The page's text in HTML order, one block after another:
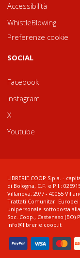
Accessibilità
WhistleBlowing
Preferenze cookie
SOCIAL
Facebook
Instagram
X
Youtube
LIBRERIE.COOP S.p.a. -
di Bologna, C.F. e P.I.:
Villanova, 29/7 - 40055
Trattati Comunitari Europei
unipersonale sottoposta
Soc. Coop., Castenaso
info@librerie.coop.it